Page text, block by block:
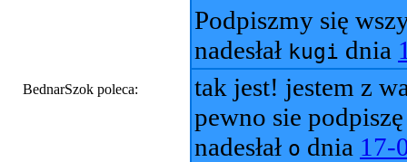
BednarSzok poleca:
Podpiszmy się
nadesłał kugi dnia
tak jest! jestem z
pewno sie podpiszę
nadesłał o dnia 17-